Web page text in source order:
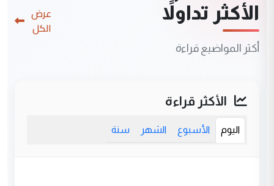
الأكثر تداولاً
أكثر المواضيع قراءة
عرض
الكل
الأكثر قراءة
اليوم الأسبوع الشهر سنة